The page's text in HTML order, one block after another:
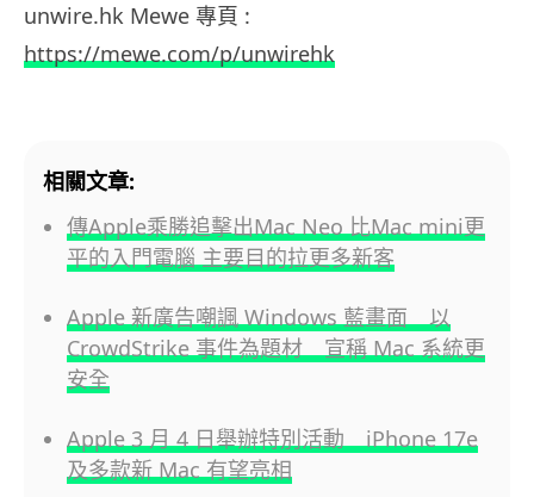
unwire.hk Mewe 專頁 :
https://mewe.com/p/unwirehk
相關文章:
傳Apple乘勝追擊出Mac Neo 比Mac mini更
平的入門電腦 主要目的拉更多新客
Apple 新廣告嘲諷 Windows 藍畫面 以
CrowdStrike 事件為題材 宣稱 Mac 系統更
安全
Apple 3 月 4 日舉辦特別活動 iPhone 17e
及多款新 Mac 有望亮相